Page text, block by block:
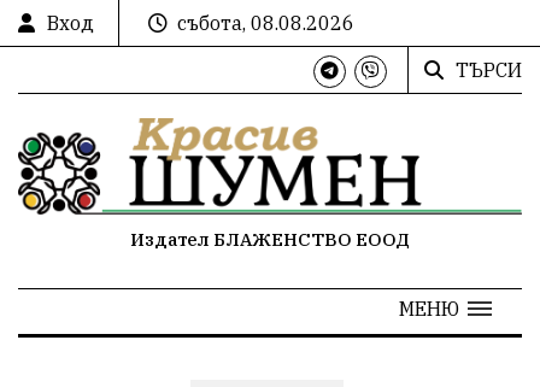
Вход
събота, 08.08.2026
ТЪРСИ
Издател БЛАЖЕНСТВО ЕООД
МЕНЮ